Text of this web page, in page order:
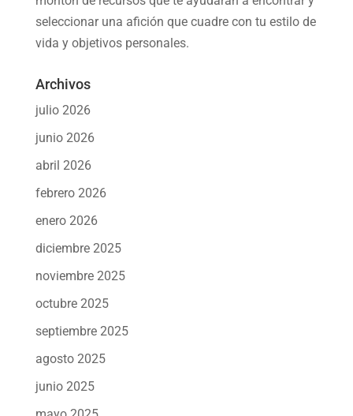
seleccionar una afición que cuadre con tu estilo de
vida y objetivos personales.
Archivos
julio 2026
junio 2026
abril 2026
febrero 2026
enero 2026
diciembre 2025
noviembre 2025
octubre 2025
septiembre 2025
agosto 2025
junio 2025